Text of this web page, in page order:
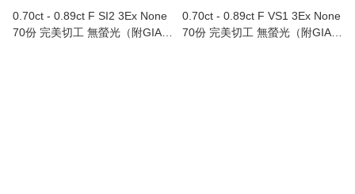
0.70ct - 0.89ct F SI2 3Ex None
70份 完美切工 無螢光（附GIA證
0.70ct - 0.89ct F VS1 3Ex None
70份 完美切工 無螢光（附GIA證